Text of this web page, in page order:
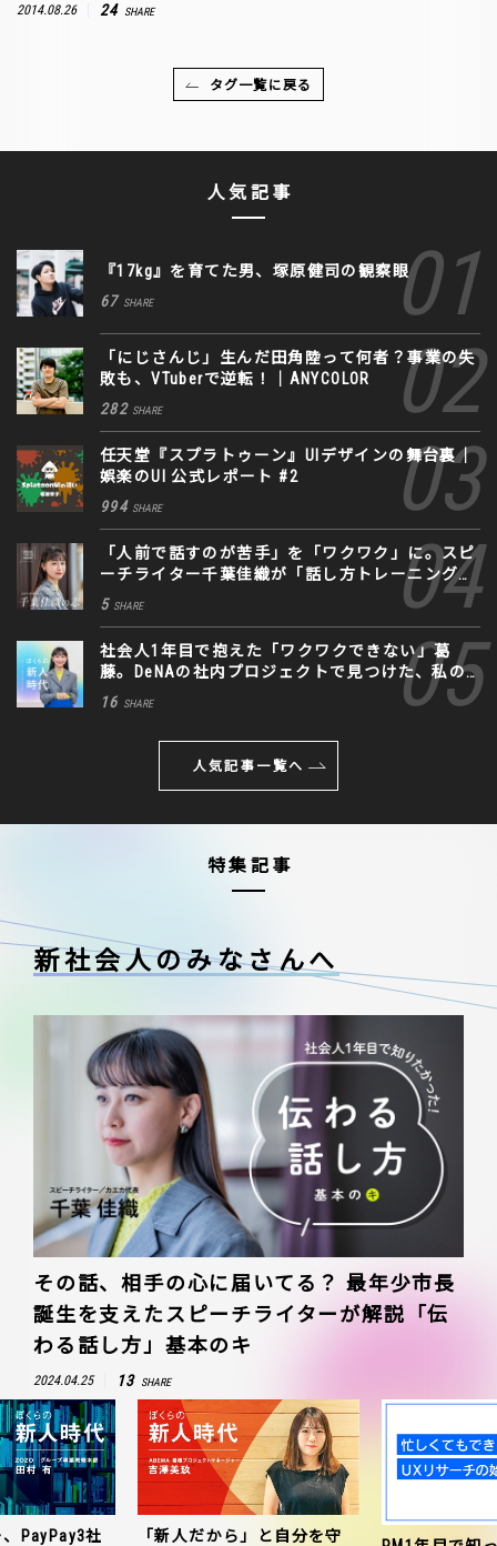
2014.08.26 24 SHARE
タグ一覧に戻る
人気記事
『17kg』を育てた男、塚原健司の観察眼
67 SHARE
「にじさんじ」生んだ田角陸って何者？事業の失
敗も、VTuberで逆転！｜ANYCOLOR
282 SHARE
任天堂『スプラトゥーン』UIデザインの舞台裏｜
娯楽のUI 公式レポート #2
994 SHARE
「人前で話すのが苦手」を「ワクワク」に。スピ
ーチライター千葉佳織が「話し方トレーニング」
に込めた思い
5 SHARE
社会人1年目で抱えた「ワクワクできない」葛
藤。DeNAの社内プロジェクトで見つけた、私の
生きる道
16 SHARE
人気記事一覧へ
特集記事
新社会人のみなさんへ
その話、相手の心に届いてる？ 最年少市長
誕生を支えたスピーチライターが解説「伝
わる話し方」基本のキ
2024.04.25 13 SHARE
PayPay3社 「新人だから」と自分を守